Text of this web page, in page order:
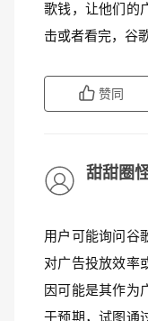
歌钱，让他们的
击或者看完，谷
赞同
甜甜圈
用户可能询问谷
对广告投放效率
因可能是其作为
于预期，试图通